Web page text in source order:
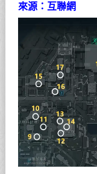
來源：互聯網